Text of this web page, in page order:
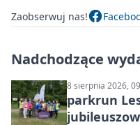
Zaobserwuj nas!
Nadchodzące
8 sierpnia 2026,
parkrun